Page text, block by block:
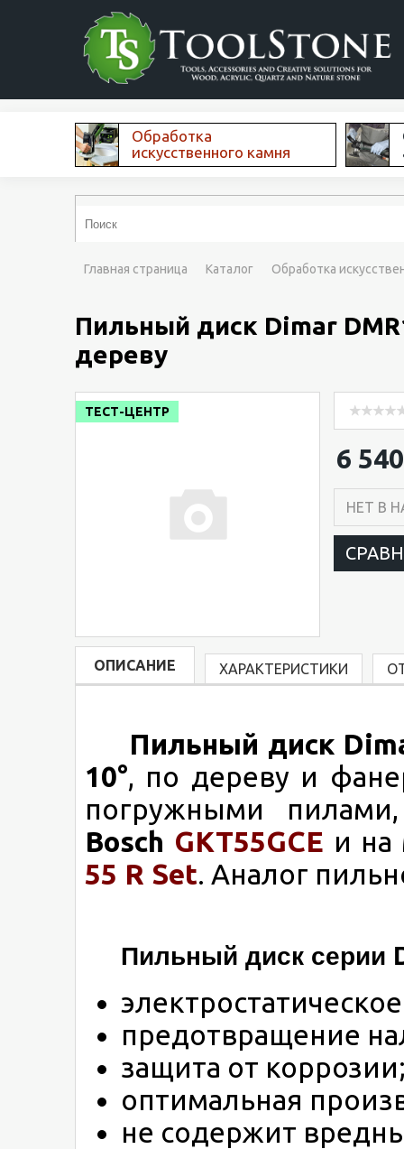
Обработка
искусственного камня
Главная страница Каталог Обработка
Пильный диск Dimar
дереву
ТЕСТ-ЦЕНТР
6
НЕТ В
ОПИСАНИЕ ХАРАКТЕРИСТИКИ
Пильный диск
10°, по дереву и
погружными
Bosch GKT55GCE и на
55 R Set. Аналог
Пильный диск серии
предотвращение
защита от
оптимальная
не содержит